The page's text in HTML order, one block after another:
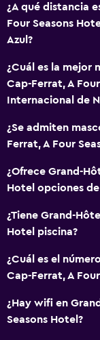
¿A qué distancia
Four Seasons
Azul?
¿Cuál es la mejor
Cap-Ferrat, A
Internacional de
¿Se admiten
Ferrat, A Four
¿Ofrece Grand-
Hotel opciones
¿Tiene Grand-
Hotel piscina?
¿Cuál es el
Cap-Ferrat, A
¿Hay wifi en
Seasons Hotel?